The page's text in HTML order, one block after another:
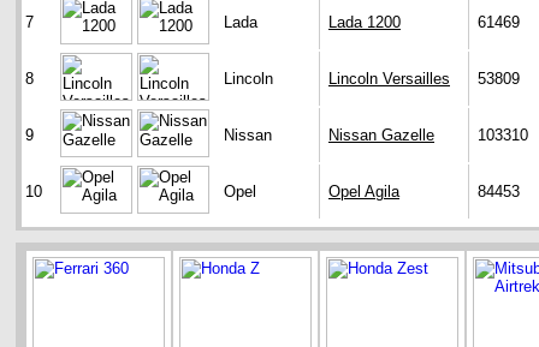
7 Lada Lada 1200 61469
8 Lincoln Lincoln Versailles 53809
9 Nissan Nissan Gazelle 103310
10 Opel Opel Agila 84453